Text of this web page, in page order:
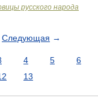
русского народа
Следующая →
4 5 6
13